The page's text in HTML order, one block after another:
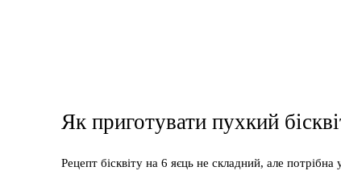
Як приготувати пухкий
Рецепт бісквіту на 6 яєць не складний, але